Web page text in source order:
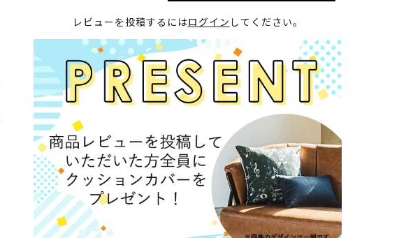
レビューを投稿するにはログイン してください。